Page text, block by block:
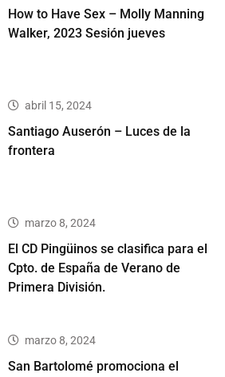
How to Have Sex – Molly Manning
Walker, 2023 Sesión jueves
abril 15, 2024
Santiago Auserón – Luces de la
frontera
marzo 8, 2024
El CD Pingüinos se clasifica para el
Cpto. de España de Verano de
Primera División.
marzo 8, 2024
San Bartolomé promociona el